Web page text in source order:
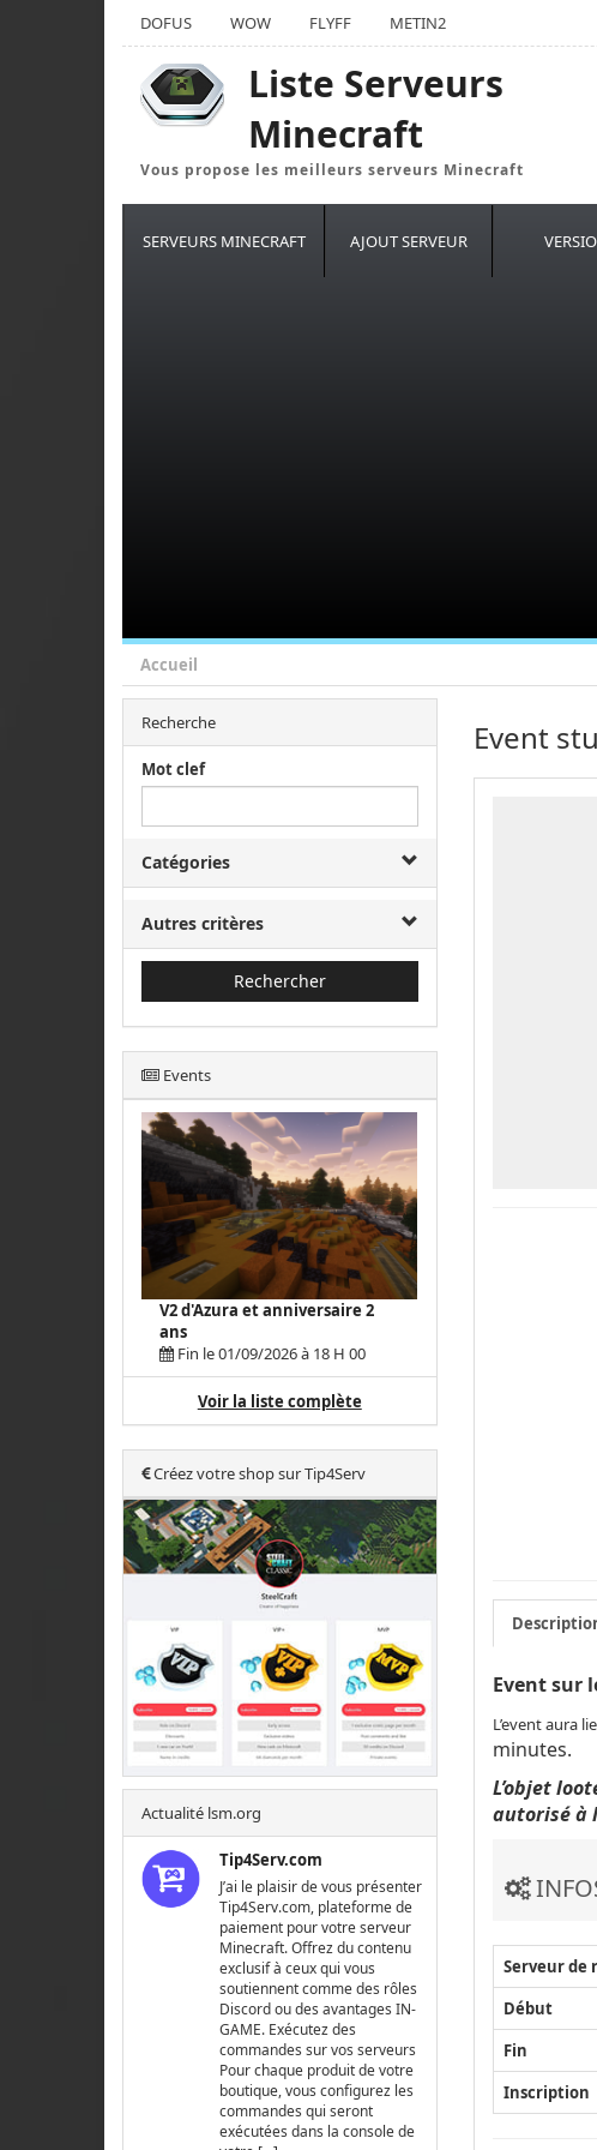
DOFUS WOW FLYFF METIN2
Liste Serveurs
Minecraft
Vous propose les meilleurs serveurs Minecraft
SERVEURS MINECRAFT AJOUT SERVEUR
Accueil
Recherche
Mot clef
Catégories
Autres critères
Rechercher
Events
V2 d'Azura et anniversaire 2
ans
Fin le 01/09/2026 à 18 H 00
Voir la liste complète
Créez votre shop sur Tip4Serv
Actualité lsm.org
Tip4Serv.com
J’ai le plaisir de vous présenter
Tip4Serv.com, plateforme de
paiement pour votre serveur
Minecraft. Offrez du contenu
exclusif à ceux qui vous
soutiennent comme des rôles
Discord ou des avantages IN-
GAME. Exécutez des
commandes sur vos serveurs
Pour chaque produit de votre
boutique, vous configurez les
commandes qui seront
exécutées dans la console de
Event
Event sur
L’event aura
minutes.
L’objet
autorisé à
Serveur de
Début
Fin
Inscription